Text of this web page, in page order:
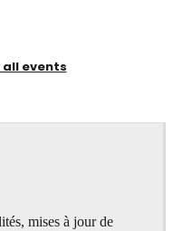
all events
mises à jour de